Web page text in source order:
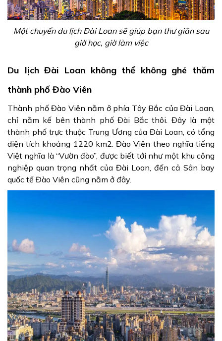
Một chuyến du lịch Đài Loan sẽ giúp bạn thư giãn sau
giờ học, giờ làm việc
Du lịch Đài Loan không thể không ghé thăm
thành phố Đào Viên
Thành phố Đào Viên nằm ở phía Tây Bắc của Đài Loan,
chỉ nằm kế bên thành phố Đài Bắc thôi. Đây là một
thành phố trực thuộc Trung Ương của Đài Loan, có tổng
diện tích khoảng 1220 km2. Đào Viên theo nghĩa tiếng
Việt nghĩa là “Vườn đào”, được biết tới như một khu công
nghiệp quan trọng nhất của Đài Loan, đến cả Sân bay
quốc tế Đào Viên cũng nằm ở đây.